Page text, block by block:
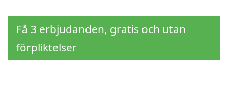
Få 3 erbjudanden, gratis och utan
förpliktelser